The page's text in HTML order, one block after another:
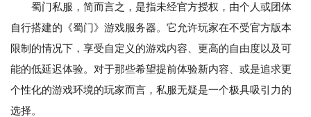
蜀门私服，简而言之，是指未经官方授权，由个人或团体
自行搭建的《蜀门》游戏服务器。它允许玩家在不受官方版本
限制的情况下，享受自定义的游戏内容、更高的自由度以及可
能的低延迟体验。对于那些希望提前体验新内容、或是追求更
个性化的游戏环境的玩家而言，私服无疑是一个极具吸引力的
选择。